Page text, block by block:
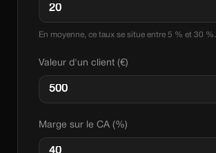
En moyenne, ce taux se situe entre 5 % et 30 %.
Valeur d'un client (€)
Marge sur le CA (%)